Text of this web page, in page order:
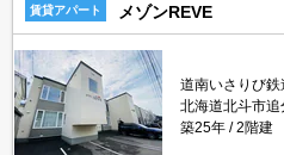
賃貸アパート メゾンREVE
道南いさりび
北海道北斗市追
築25年
2階建